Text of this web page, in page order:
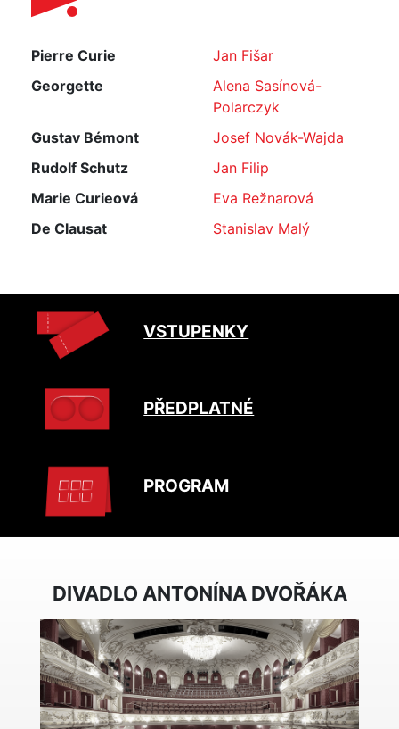
Pierre Curie
Jan Fišar
Georgette
Alena Sasínová-
Polarczyk
Gustav Bémont
Josef Novák-Wajda
Rudolf Schutz
Jan Filip
Marie Curieová
Eva Režnarová
De Clausat
Stanislav Malý
VSTUPENKY
PŘEDPLATNÉ
PROGRAM
DIVADLO ANTONÍNA DVOŘÁKA